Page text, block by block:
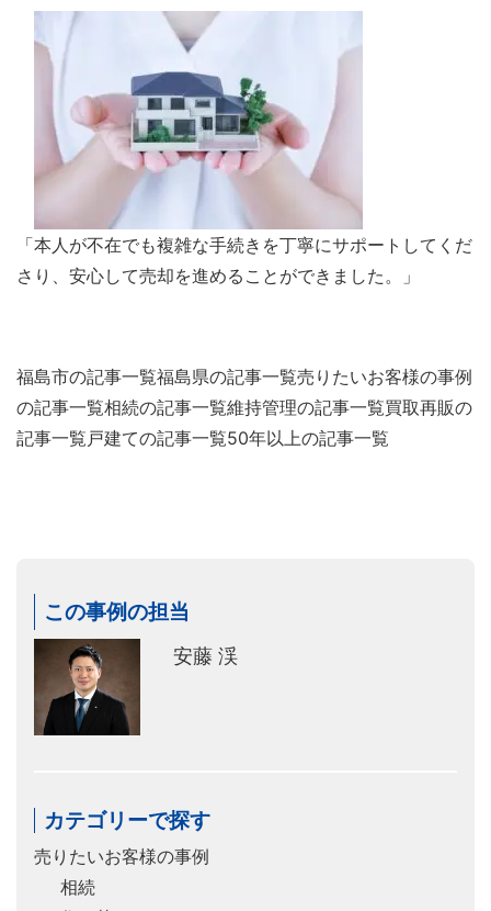
「本人が不在でも複雑な手続きを丁寧にサポートしてくだ
さり、安心して売却を進めることができました。」
福島市の記事一覧福島県の記事一覧売りたいお客様の事例
の記事一覧相続の記事一覧維持管理の記事一覧買取再販の
記事一覧 戸建ての記事一覧50年以上の記事一覧
この事例の担当
安藤 渓
カテゴリーで探す
売りたいお客様の事例
相続